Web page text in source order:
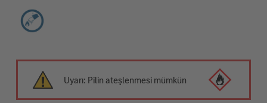
Uyarı: Pilin ateşlenmesi mümkün